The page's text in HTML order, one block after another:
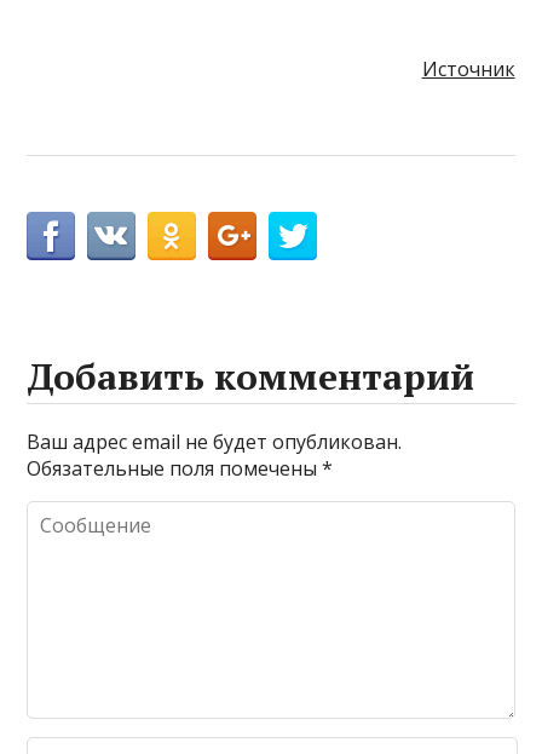
Источник
Добавить комментарий
Ваш адрес email не будет опубликован.
Обязательные поля помечены*